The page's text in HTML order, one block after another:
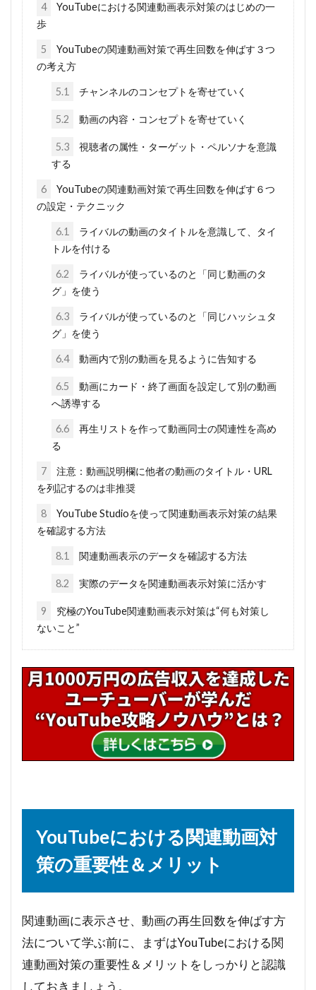
4
YouTubeにおける関連動画表示対策のはじめの一
歩
5
YouTubeの関連動画対策で再生回数を伸ばす３つ
の考え方
5.1 チャンネルのコンセプトを寄せていく
5.2 動画の内容・コンセプトを寄せていく
5.3
視聴者の属性・ターゲット・ペルソナを意識
する
6
YouTubeの関連動画対策で再生回数を伸ばす６つ
の設定・テクニック
6.1
ライバルの動画のタイトルを意識して、タイ
トルを付ける
6.2
ライバルが使っているのと「同じ動画のタ
グ」を使う
6.3
ライバルが使っているのと「同じハッシュタ
グ」を使う
6.4 動画内で別の動画を見るように告知する
6.5
動画にカード・終了画面を設定して別の動画
へ誘導する
6.6
再生リストを作って動画同士の関連性を高め
る
7
注意：動画説明欄に他者の動画のタイトル・URL
を列記するのは非推奨
8
YouTube Studioを使って関連動画表示対策の結果
を確認する方法
8.1 関連動画表示のデータを確認する方法
8.2 実際のデータを関連動画表示対策に活かす
9
究極のYouTube関連動画表示対策は“何も対策し
ないこと”
YouTubeにおける関連動画対
策の重要性＆メリット
関連動画に表示させ、動画の再生回数を伸ばす方
法について学ぶ前に、まずはYouTubeにおける関
連動画対策の重要性＆メリットをしっかりと認識
しておきましょう。